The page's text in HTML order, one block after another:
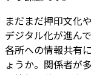
まだまだ押印文化
デジタル化が進ん
各所への情報共有
ょうか。関係者が